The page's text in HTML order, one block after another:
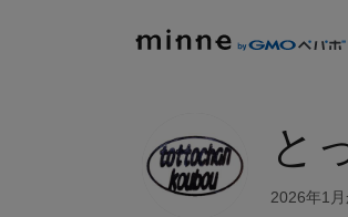
と
2026年1